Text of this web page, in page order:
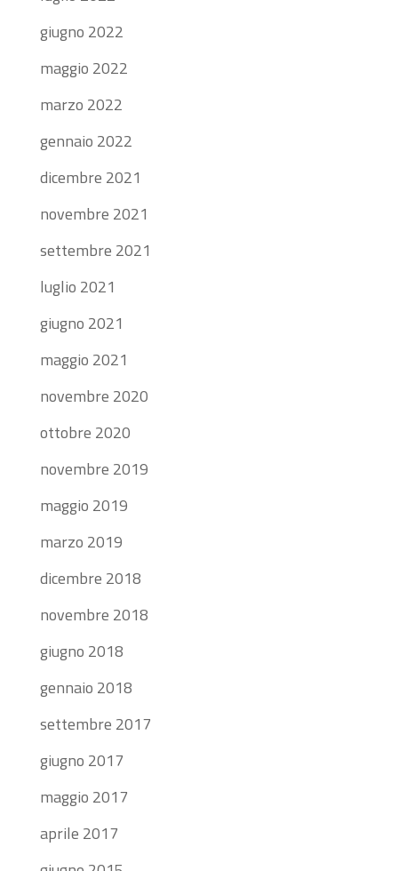
giugno 2022
maggio 2022
marzo 2022
gennaio 2022
dicembre 2021
novembre 2021
settembre 2021
luglio 2021
giugno 2021
maggio 2021
novembre 2020
ottobre 2020
novembre 2019
maggio 2019
marzo 2019
dicembre 2018
novembre 2018
giugno 2018
gennaio 2018
settembre 2017
giugno 2017
maggio 2017
aprile 2017